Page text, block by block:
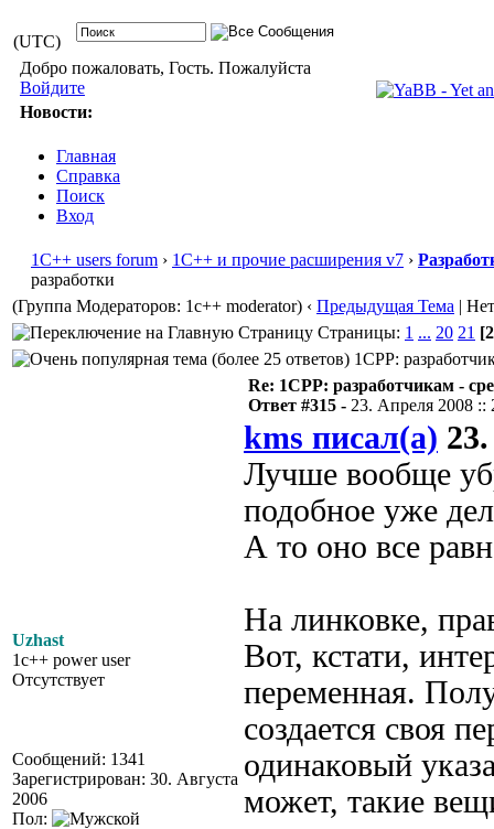
(UTC)
Добро пожаловать, Гость. Пожалуйста
Войдите
Новости:
Главная
Справка
Поиск
Вход
1С++ users forum › 1С++ и прочие расширения v7 ›
разработки
(Группа Модераторов: 1c++ moderator) ‹ Предыдущая Тема |
Страницы: 1 ... 20 21
1CPP:
Uzhast
1c++ power user
Отсутствует
Сообщений: 1341
Зарегистрирован: 30. Августа
2006
Пол:
Re: 1CPP: разработчикам -
Ответ #315 - 23. Апреля 2008 ::
kms писал(а)
Лучше вообще
подобное уже
А то оно все
На линковке,
Вот, кстати,
переменная.
создается своя
одинаковый
может, такие